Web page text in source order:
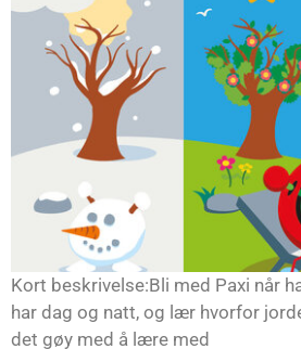
Kort beskrivelse:Bli med Paxi når
har dag og natt, og lær hvorfor
det gøy med å lære med